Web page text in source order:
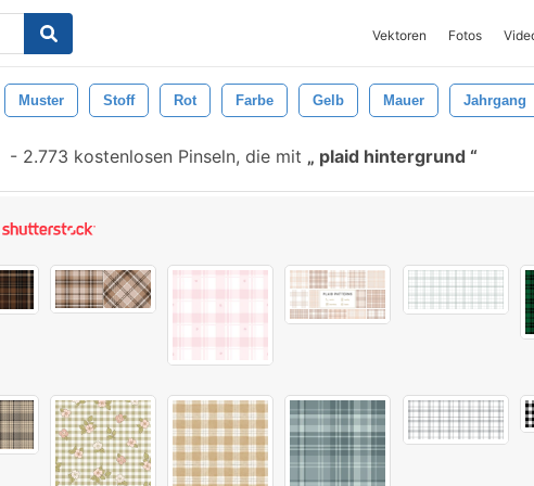
Vektoren Fotos
Muster Stoff Rot Farbe Gelb Mauer Jahrgang
- 2.773 kostenlosen Pinseln, die mit plaid hintergrund